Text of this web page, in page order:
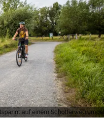
auf einem Schotterweg